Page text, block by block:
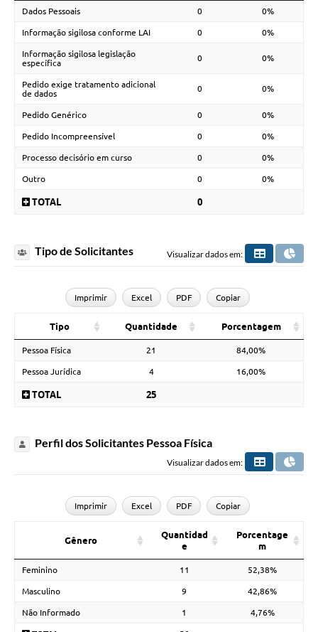
Dados Pessoais 0 0%
Informação sigilosa conforme LAI 0 0%
Informação sigilosa legislação
específica
0 0%
Pedido exige tratamento adicional
de dados
0 0%
Pedido Genérico 0 0%
Pedido Incompreensível 0 0%
Processo decisório em curso 0 0%
Outro 0 0%
TOTAL 0
Tipo de Solicitantes Visualizar dados em:
Imprimir Excel PDF Copiar
Tipo Quantidade Porcentagem
Pessoa Física 21 84,00%
Pessoa Jurídica 4 16,00%
TOTAL 25
Perfil dos Solicitantes Pessoa Física
Visualizar dados em:
Imprimir Excel PDF Copiar
Gênero
Quantidad
e
Porcentage
m
Feminino 11 52,38%
Masculino 9 42,86%
Não Informado 1 4,76%